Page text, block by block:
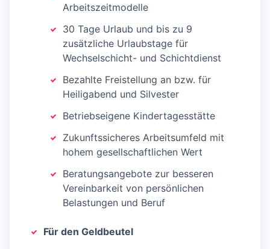
Arbeitszeitmodelle
30 Tage Urlaub und bis zu 9
zusätzliche Urlaubstage für
Wechselschicht- und Schichtdienst
Bezahlte Freistellung an bzw. für
Heiligabend und Silvester
Betriebseigene Kindertagesstätte
Zukunftssicheres Arbeitsumfeld mit
hohem gesellschaftlichen Wert
Beratungsangebote zur besseren
Vereinbarkeit von persönlichen
Belastungen und Beruf
Für den Geldbeutel